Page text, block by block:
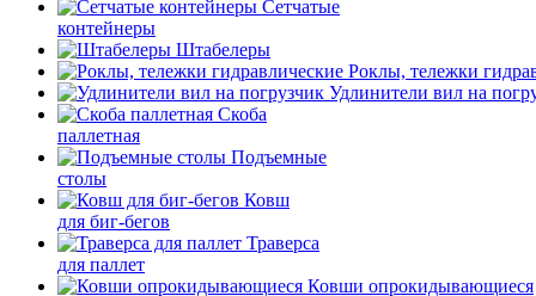
Сетчатые
контейнеры
Штабелеры
Роклы, тележки
Удлинители вил на
Скоба
паллетная
Подъемные
столы
Ковш
для биг-бегов
Траверса
для паллет
Ковши опрокидывающиеся